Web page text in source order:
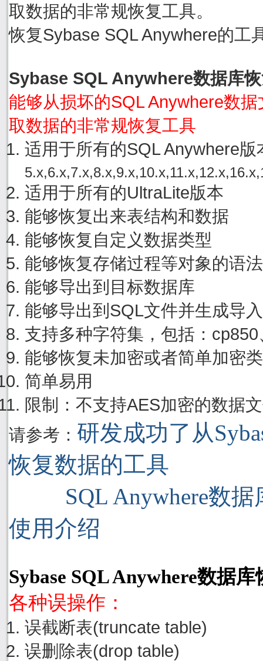
取数据的非常规恢复工具。
恢复Sybase SQL Anywhere的工
Sybase SQL Anywhere数据库
能够从损坏的SQL Anywhere数
取数据的非常规恢复工具
适用于所有的SQL Anywhere
适用于所有的UltraLite版本
能够恢复出来表结构和数据
能够恢复自定义数据类型
能够恢复存储过程等对象的语法
能够导出到目标数据库
能够导出到SQL文件并生成导
支持多种字符集，包括：
能够恢复未加密或者简单加密
简单易用
限制：不支持AES加密的数据
请参考： 研发成功了从
恢复数据的工具
SQL Anywhere数
使用介绍
Sybase SQL Anywhere数据
各种误操作：
误截断表(truncate table)
误删除表(drop table)